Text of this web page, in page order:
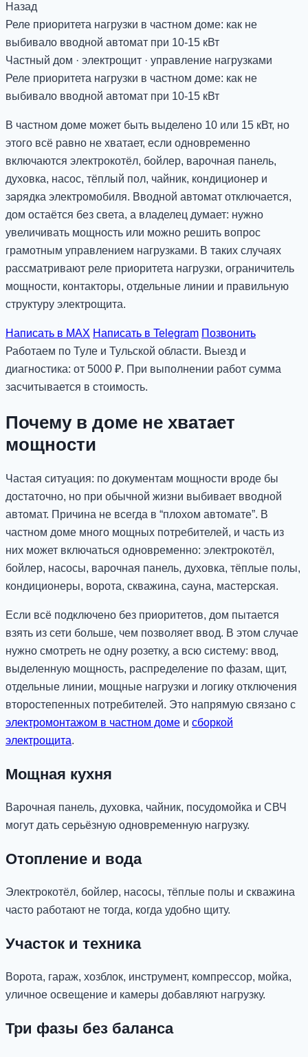
Назад
Реле приоритета нагрузки в частном доме: как не
выбивало вводной автомат при 10-15 кВт
Частный дом · электрощит · управление нагрузками
Реле приоритета нагрузки в частном доме: как не
выбивало вводной автомат при 10-15 кВт
В частном доме может быть выделено 10 или 15 кВт, но
этого всё равно не хватает, если одновременно
включаются электрокотёл, бойлер, варочная панель,
духовка, насос, тёплый пол, чайник, кондиционер и
зарядка электромобиля. Вводной автомат отключается,
дом остаётся без света, а владелец думает: нужно
увеличивать мощность или можно решить вопрос
грамотным управлением нагрузками. В таких случаях
рассматривают реле приоритета нагрузки, ограничитель
мощности, контакторы, отдельные линии и правильную
структуру электрощита.
Написать в MAX Написать в Telegram Позвонить
Работаем по Туле и Тульской области. Выезд и
диагностика: от 5000 ₽. При выполнении работ сумма
засчитывается в стоимость.
Почему в доме не хватает
мощности
Частая ситуация: по документам мощности вроде бы
достаточно, но при обычной жизни выбивает вводной
автомат. Причина не всегда в “плохом автомате”. В
частном доме много мощных потребителей, и часть из
них может включаться одновременно: электрокотёл,
бойлер, насосы, варочная панель, духовка, тёплые полы,
кондиционеры, ворота, скважина, сауна, мастерская.
Если всё подключено без приоритетов, дом пытается
взять из сети больше, чем позволяет ввод. В этом случае
нужно смотреть не одну розетку, а всю систему: ввод,
выделенную мощность, распределение по фазам, щит,
отдельные линии, мощные нагрузки и логику отключения
второстепенных потребителей. Это напрямую связано с
электромонтажом в частном доме и сборкой
электрощита.
Мощная кухня
Варочная панель, духовка, чайник, посудомойка и СВЧ
могут дать серьёзную одновременную нагрузку.
Отопление и вода
Электрокотёл, бойлер, насосы, тёплые полы и скважина
часто работают не тогда, когда удобно щиту.
Участок и техника
Ворота, гараж, хозблок, инструмент, компрессор, мойка,
уличное освещение и камеры добавляют нагрузку.
Три фазы без баланса